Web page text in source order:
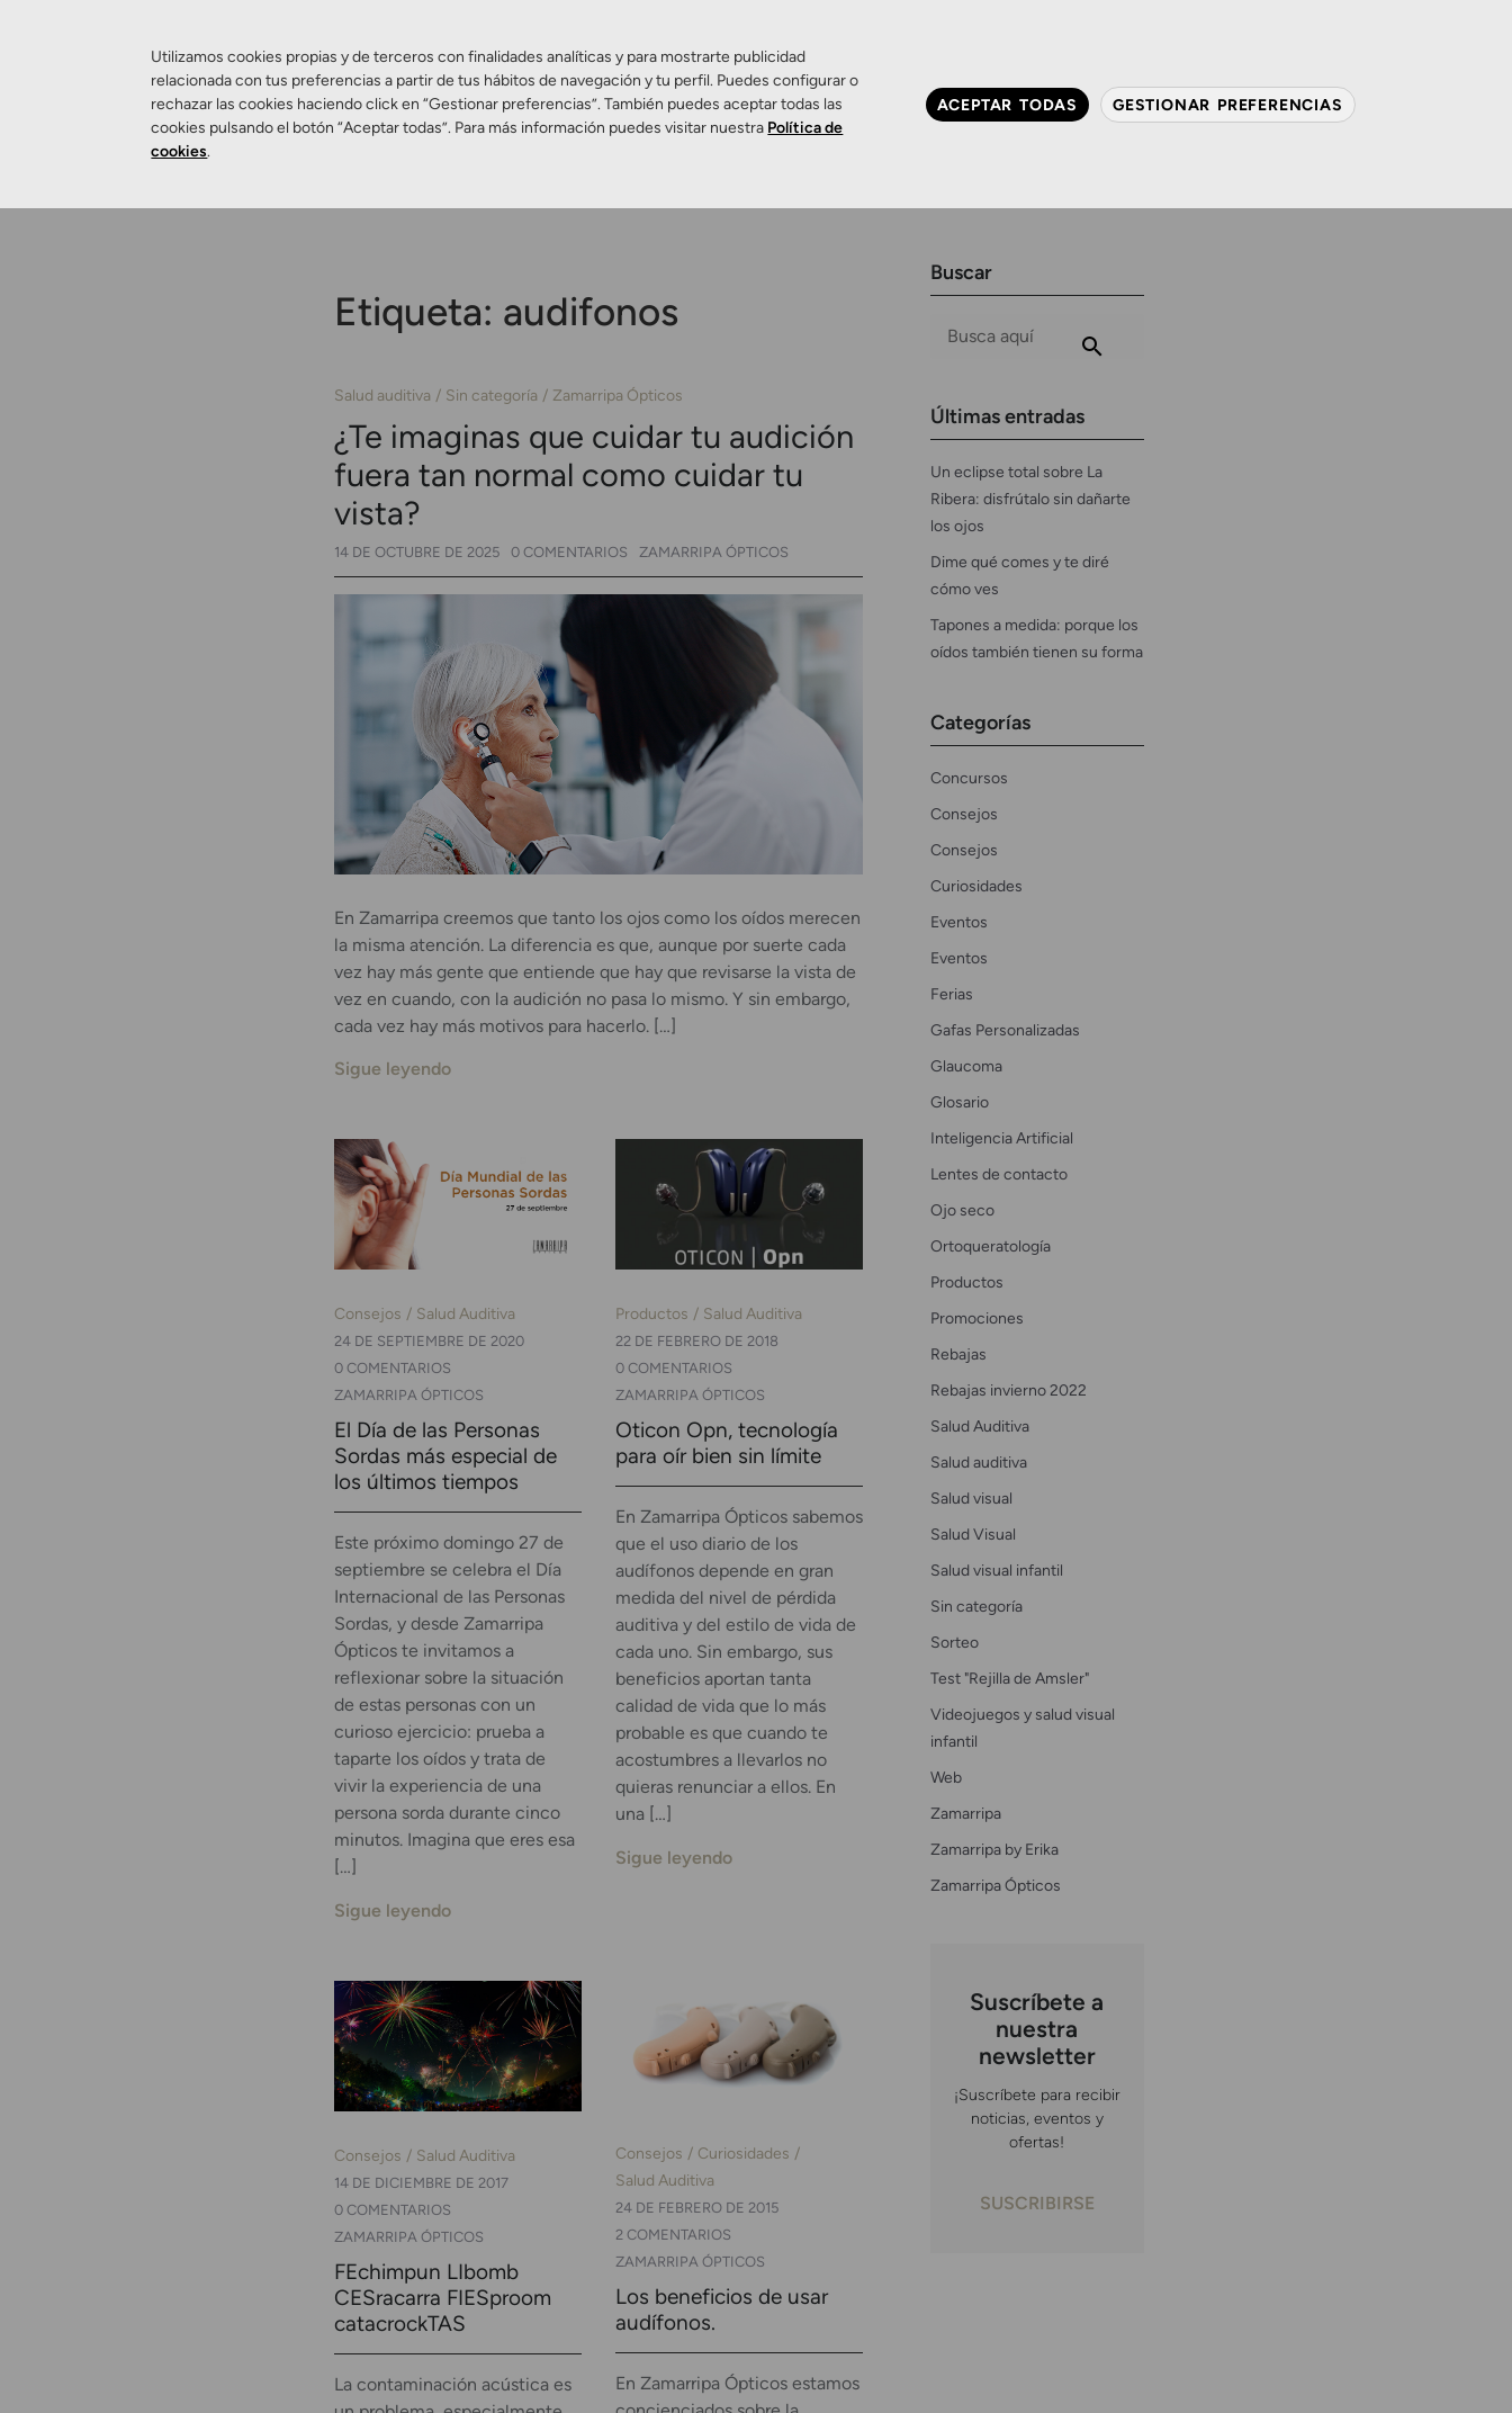
Salud Visual Ojo seco Control de miopía Contactología avanzada Audiología Gafas y mucho más
Etiqueta: audifonos
Salud auditiva Sin categoría Zamarripa Ópticos
¿Te imaginas que cuidar tu audición
fuera tan normal como cuidar tu
vista?
14 DE OCTUBRE DE 2025 0 COMENTARIOS ZAMARRIPA ÓPTICOS
En Zamarripa creemos que tanto los ojos como los oídos merecen
la misma atención. La diferencia es que, aunque por suerte cada
vez hay más gente que entiende que hay que revisarse la vista de
vez en cuando, con la audición no pasa lo mismo. Y sin embargo,
cada vez hay más motivos para hacerlo. […]
Sigue leyendo
Consejos Salud Auditiva
24 DE SEPTIEMBRE DE 2020
0 COMENTARIOS
ZAMARRIPA ÓPTICOS
El Día de las Personas
Sordas más especial de
los últimos tiempos
Este próximo domingo 27 de
septiembre se celebra el Día
Internacional de las Personas
Sordas, y desde Zamarripa
Ópticos te invitamos a
reflexionar sobre la situación
de estas personas con un
curioso ejercicio: prueba a
taparte los oídos y trata de
vivir la experiencia de una
persona sorda durante cinco
minutos. Imagina que eres esa
[…]
Sigue leyendo
Productos Salud Auditiva
22 DE FEBRERO DE 2018
0 COMENTARIOS
ZAMARRIPA ÓPTICOS
Oticon Opn, tecnología
para oír bien sin límite
En Zamarripa Ópticos sabemos
que el uso diario de los
audífonos depende en gran
medida del nivel de pérdida
auditiva y del estilo de vida de
cada uno. Sin embargo, sus
beneficios aportan tanta
calidad de vida que lo más
probable es que cuando te
acostumbres a llevarlos no
quieras renunciar a ellos. En
una […]
Sigue leyendo
Consejos Salud Auditiva
14 DE DICIEMBRE DE 2017
0 COMENTARIOS
ZAMARRIPA ÓPTICOS
FEchimpun LIbomb
CESracarra FIESproom
catacrockTAS
La contaminación acústica es
Consejos
Curiosidades
Salud Auditiva
24 DE FEBRERO DE 2015
2 COMENTARIOS
ZAMARRIPA ÓPTICOS
Los beneficios de usar
audífonos.
En Zamarripa Ópticos estamos
Buscar
Últimas entradas
Un eclipse total sobre La
Ribera: disfrútalo sin dañarte
los ojos
Dime qué comes y te diré
cómo ves
Tapones a medida: porque los
oídos también tienen su forma
Categorías
Concursos
Consejos
Consejos
Curiosidades
Eventos
Eventos
Ferias
Gafas Personalizadas
Glaucoma
Glosario
Inteligencia Artificial
Lentes de contacto
Ojo seco
Ortoqueratología
Productos
Promociones
Rebajas
Rebajas invierno 2022
Salud Auditiva
Salud auditiva
Salud visual
Salud Visual
Salud visual infantil
Sin categoría
Sorteo
Test "Rejilla de Amsler"
Videojuegos y salud visual
infantil
Web
Zamarripa
Zamarripa by Erika
Zamarripa Ópticos
Suscríbete a
nuestra
newsletter
¡Suscríbete para recibir
noticias, eventos y
ofertas!
SUSCRIBIRSE
Utilizamos cookies propias y de terceros con finalidades analíticas y para mostrarte publicidad
relacionada con tus preferencias a partir de tus hábitos de navegación y tu perfil. Puedes configurar o
rechazar las cookies haciendo click en “Gestionar preferencias”. También puedes aceptar todas las
cookies pulsando el botón “Aceptar todas”. Para más información puedes visitar nuestra Política de
cookies.
ACEPTAR TODAS GESTIONAR PREFERENCIAS